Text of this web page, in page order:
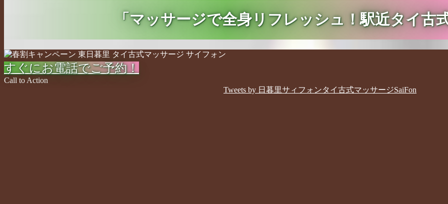
「マッサージで全身リフレッシュ！駅近タイ古
すぐにお電話でご予約！
Call to Action
Tweets by 日暮里サィフォンタイ古式マッサージSaiFon